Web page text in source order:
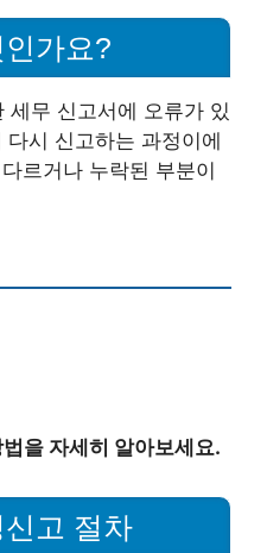
가요?
세무 신고서에 오류가 있
시 신고하는 과정이에
르거나 누락된 부분이
을 자세히 알아보세요.
고 절차